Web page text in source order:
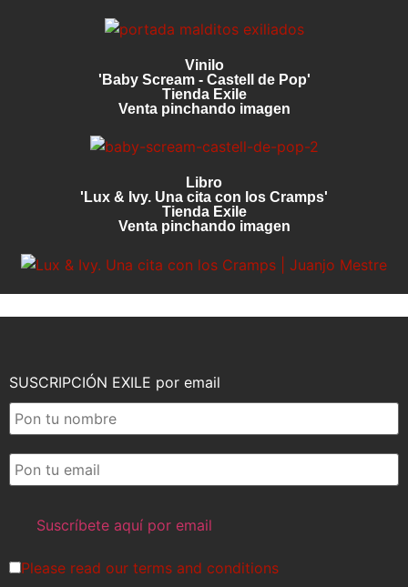
Vinilo
'Baby Scream - Castell de Pop'
Tienda Exile
Venta pinchando imagen
Libro
'Lux & Ivy. Una cita con los Cramps'
Tienda Exile
Venta pinchando imagen
SUSCRIPCIÓN EXILE por email
Please read our terms and conditions